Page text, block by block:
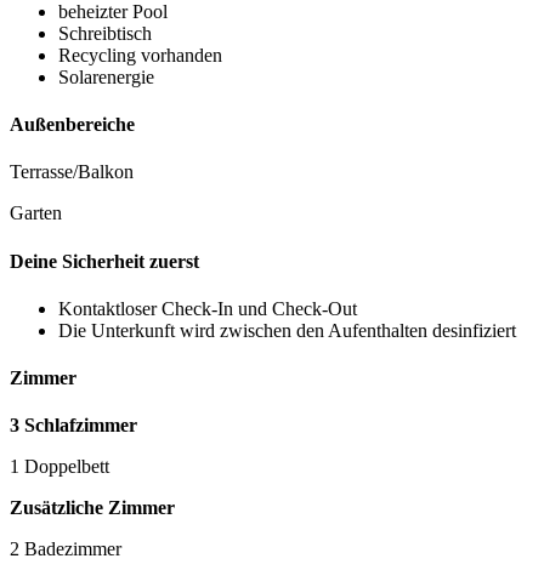
beheizter Pool
Schreibtisch
Recycling vorhanden
Solarenergie
Außenbereiche
Terrasse/Balkon
Garten
Deine Sicherheit zuerst
Kontaktloser Check-In und Check-Out
Die Unterkunft wird zwischen den Aufenthalten desinfiziert
Zimmer
3 Schlafzimmer
1 Doppelbett
Zusätzliche Zimmer
2 Badezimmer